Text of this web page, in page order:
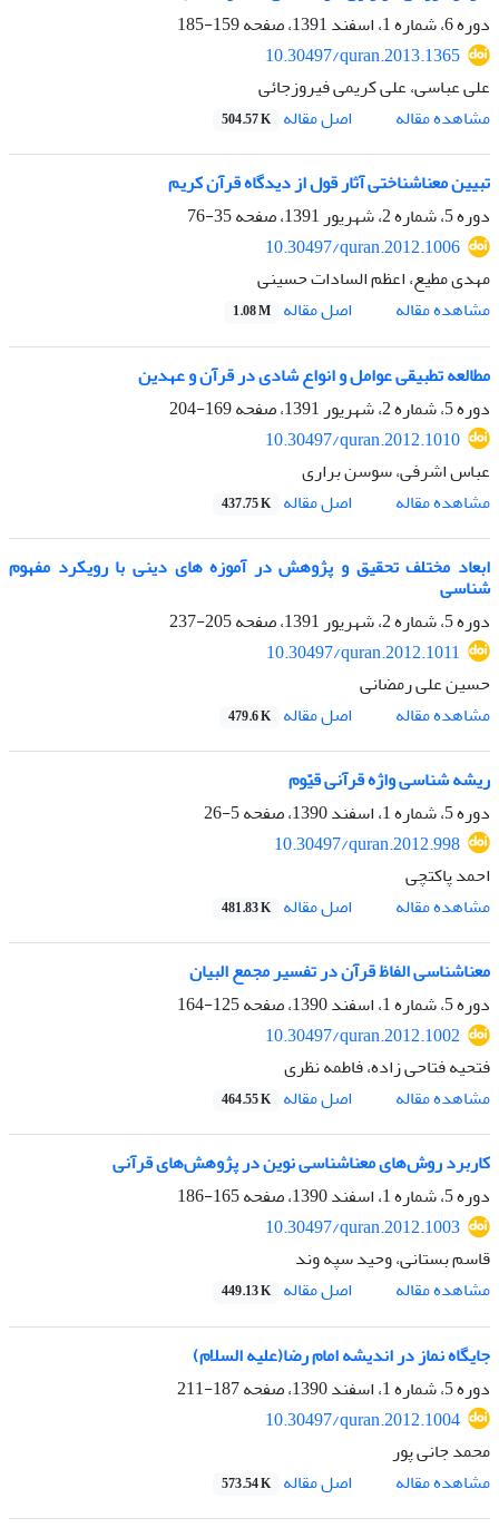
دوره 6، شماره 1، اسفند 1391، صفحه
159-185
10.30497/quran.2013.1365
علی عباسی، علی کریمی فیروزجائی
مشاهده مقاله
اصل مقاله 504.57 K
تبیین معناشناختی آثار قول از دیدگاه قرآن کریم
دوره 5، شماره 2، شهریور 1391، صفحه
35-76
10.30497/quran.2012.1006
مهدی مطیع، اعظم السادات حسینی
مشاهده مقاله
اصل مقاله 1.08 M
مطالعه تطبیقی عوامل و انواع شادی در قرآن و عهدین
دوره 5، شماره 2، شهریور 1391، صفحه
169-204
10.30497/quran.2012.1010
عباس اشرفی، سوسن براری
مشاهده مقاله
اصل مقاله 437.75 K
ابعاد مختلف تحقیق و پژوهش در آموزه های دینی با رویکرد مفهوم
شناسی
دوره 5، شماره 2، شهریور 1391، صفحه
205-237
10.30497/quran.2012.1011
حسین علی رمضانی
مشاهده مقاله
اصل مقاله 479.6 K
ریشه شناسی واژه قرآنی قیّوم
دوره 5، شماره 1، اسفند 1390، صفحه
5-26
10.30497/quran.2012.998
احمد پاکتچی
مشاهده مقاله
اصل مقاله 481.83 K
معناشناسی الفاظ قرآن در تفسیر مجمع البیان
دوره 5، شماره 1، اسفند 1390، صفحه
125-164
10.30497/quran.2012.1002
فتحیه فتاحی زاده، فاطمه نظری
مشاهده مقاله
اصل مقاله 464.55 K
کاربرد روش‌های معناشناسی نوین در پژوهش‌های قرآنی
دوره 5، شماره 1، اسفند 1390، صفحه
165-186
10.30497/quran.2012.1003
قاسم بستانی، وحید سپه وند
مشاهده مقاله
اصل مقاله 449.13 K
جایگاه نماز در اندیشه امام رضا(علیه السلام)
دوره 5، شماره 1، اسفند 1390، صفحه
187-211
10.30497/quran.2012.1004
محمد جانی پور
مشاهده مقاله
اصل مقاله 573.54 K